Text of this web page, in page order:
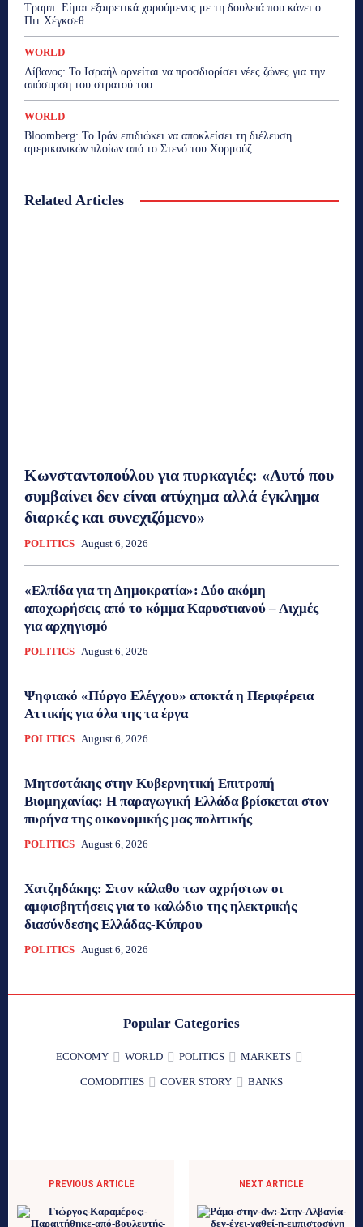
Τραμπ: Είμαι εξαιρετικά χαρούμενος με τη δουλειά που κάνει ο
Πιτ Χέγκσεθ
WORLD
Λίβανος: Το Ισραήλ αρνείται να προσδιορίσει νέες ζώνες για την
απόσυρση του στρατού του
WORLD
Bloomberg: Το Ιράν επιδιώκει να αποκλείσει τη διέλευση
αμερικανικών πλοίων από το Στενό του Χορμούζ
Related Articles
Κωνσταντοπούλου για πυρκαγιές: «Αυτό που
συμβαίνει δεν είναι ατύχημα αλλά έγκλημα
διαρκές και συνεχιζόμενο»
POLITICS August 6, 2026
«Ελπίδα για τη Δημοκρατία»: Δύο ακόμη
αποχωρήσεις από το κόμμα Καρυστιανού – Αιχμές
για αρχηγισμό
POLITICS August 6, 2026
Ψηφιακό «Πύργο Ελέγχου» αποκτά η Περιφέρεια
Αττικής για όλα της τα έργα
POLITICS August 6, 2026
Μητσοτάκης στην Κυβερνητική Επιτροπή
Βιομηχανίας: Η παραγωγική Ελλάδα βρίσκεται στον
πυρήνα της οικονομικής μας πολιτικής
POLITICS August 6, 2026
Χατζηδάκης: Στον κάλαθο των αχρήστων οι
αμφισβητήσεις για το καλώδιο της ηλεκτρικής
διασύνδεσης Ελλάδας-Κύπρου
POLITICS August 6, 2026
Popular Categories
ECONOMY WORLD POLITICS MARKETS
COMODITIES COVER STORY BANKS
PREVIOUS ARTICLE NEXT ARTICLE